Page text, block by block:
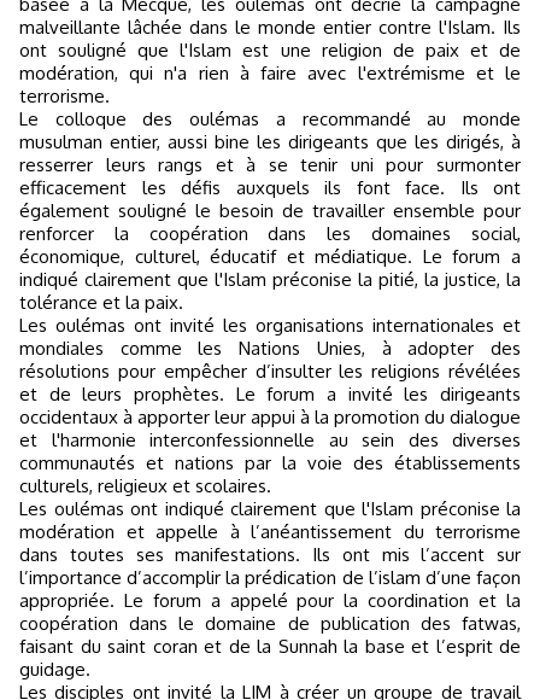
malveillante lâchée dans le monde entier contre l'Islam. Ils
ont souligné que l'Islam est une religion de paix et de
modération, qui n'a rien à faire avec l'extrémisme et le
terrorisme.
Le colloque des oulémas a recommandé au monde
musulman entier, aussi bine les dirigeants que les dirigés, à
resserrer leurs rangs et à se tenir uni pour surmonter
efficacement les défis auxquels ils font face. Ils ont
également souligné le besoin de travailler ensemble pour
renforcer la coopération dans les domaines social,
économique, culturel, éducatif et médiatique. Le forum a
indiqué clairement que l'Islam préconise la pitié, la justice, la
tolérance et la paix.
Les oulémas ont invité les organisations internationales et
mondiales comme les Nations Unies, à adopter des
résolutions pour empêcher d’insulter les religions révélées
et de leurs prophètes. Le forum a invité les dirigeants
occidentaux à apporter leur appui à la promotion du dialogue
et l'harmonie interconfessionnelle au sein des diverses
communautés et nations par la voie des établissements
culturels, religieux et scolaires.
Les oulémas ont indiqué clairement que l'Islam préconise la
modération et appelle à l’anéantissement du terrorisme
dans toutes ses manifestations. Ils ont mis l’accent sur
l’importance d’accomplir la prédication de l’islam d’une façon
appropriée. Le forum a appelé pour la coordination et la
coopération dans le domaine de publication des fatwas,
faisant du saint coran et de la Sunnah la base et l’esprit de
guidage.
Les disciples ont invité la LIM à créer un groupe de travail